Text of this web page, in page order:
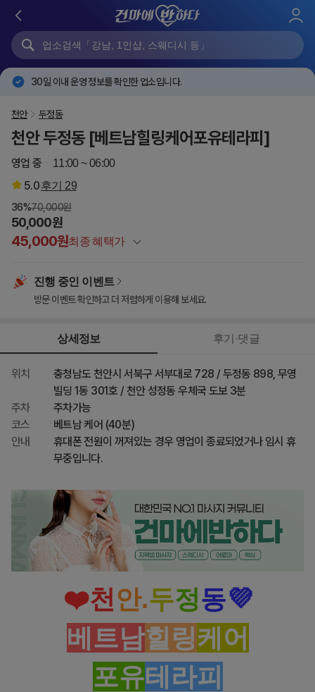
로
30일 이내 운영 정보를 확인한 업소입니다.
천안 두정동
천안 두정동 [베트남힐링케어포유테라피]
영업 중 11:00 ~ 06:00
5.0후기 29
36%70,000원
50,000원
45,000원최종 혜택가
건마에반하다 특별할인
이벤트 할인
최종 혜택가 45,000원
진행 중인 이벤트
방문 이벤트 확인하고 더 저렴하게 이용해 보세요.
상세정보 후기·댓글
위치
충청남도 천안시 서북구 서부대로 728 / 두정동 898, 무영
빌딩 1동 301호 / 천안 성정동 우체국 도보 3분
주차
주차가능
코스
베트남 케어 (40분)
안내
휴대폰 전원이 꺼져있는 경우 영업이 종료되었거나 임시 휴
무중입니다.
❤️천안.두정동💜
베트남힐링케어
포유테라피